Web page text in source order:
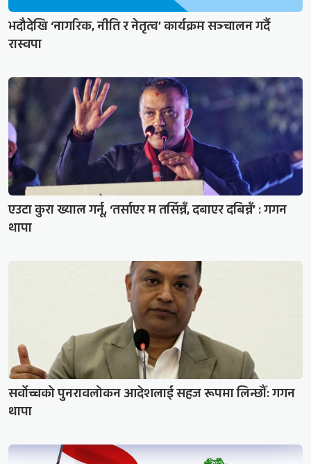
भदौदेखि ‘नागरिक, नीति र नेतृत्व’ कार्यक्रम सञ्चालन गर्दै
रास्वपा
एउटा कुरा ख्याल गर्नू, ‘तर्साएर म तर्सिन्नँ, दबाएर दबिन्नँ’ : गगन
थापा
सर्वोच्चको पुनरावलोकन आदेशलाई सहज रूपमा लिन्छौँ: गगन
थापा